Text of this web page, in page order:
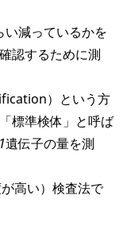
減っているかを
認するために測
）という方
標準検体」と呼ば
遺伝子の量を測
高い）検査法で